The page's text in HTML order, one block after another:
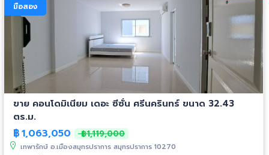
มือสอง
ขาย คอนโดมิเนียม เดอะ ซีซั่น ศรีนครินทร์ ขนาด 32.43
ตร.ม.
฿1,063,050 ฿1,119,000
เทพารักษ์ อ.เมืองสมุทรปราการ สมุทรปราการ 10270